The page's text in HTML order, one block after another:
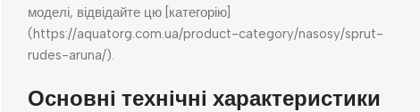
моделі, відвідайте цю [категорію]
(https://aquatorg.com.ua/product-category/nasosy/sprut-
rudes-aruna/).
Основні технічні характеристики